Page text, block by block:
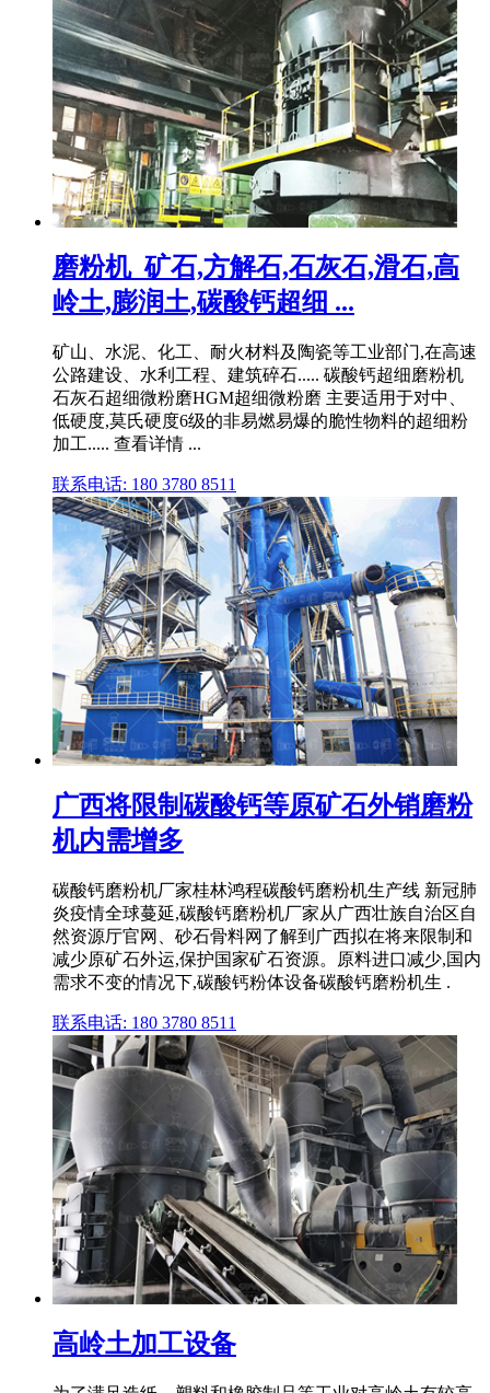
磨粉机_矿石,方解石,石灰石,滑石,高
岭土,膨润土,碳酸钙超细 ...
矿山、水泥、化工、耐火材料及陶瓷等工业部门,在高速
公路建设、水利工程、建筑碎石..... 碳酸钙超细磨粉机
石灰石超细微粉磨HGM超细微粉磨 主要适用于对中、
低硬度,莫氏硬度6级的非易燃易爆的脆性物料的超细粉
加工..... 查看详情 ...
联系电话: 180 3780 8511
广西将限制碳酸钙等原矿石外销磨粉
机内需增多
碳酸钙磨粉机厂家桂林鸿程碳酸钙磨粉机生产线 新冠肺
炎疫情全球蔓延,碳酸钙磨粉机厂家从广西壮族自治区自
然资源厅官网、砂石骨料网了解到广西拟在将来限制和
减少原矿石外运,保护国家矿石资源。原料进口减少,国内
需求不变的情况下,碳酸钙粉体设备碳酸钙磨粉机生 .
联系电话: 180 3780 8511
高岭土加工设备